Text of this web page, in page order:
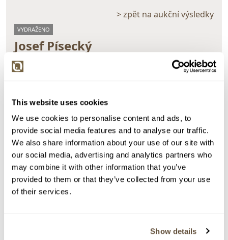
This website uses cookies
We use cookies to personalise content and ads, to
provide social media features and to analyse our traffic.
We also share information about your use of our site with
our social media, advertising and analytics partners who
may combine it with other information that you’ve
provided to them or that they’ve collected from your use
of their services.
Show details
> zpět na aukční výsledky
VYDRAŽENO
Josef Písecký
48476. Dům u moře
Zpět na aukční výsledky
Chcete prodat obraz od stejného autora?
> Zobrazit informaci jak prodat obraz v aukci
Přihodil